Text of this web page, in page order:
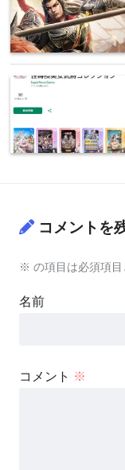
コメントを
※ の項目は必須項目
名前
コメント ※